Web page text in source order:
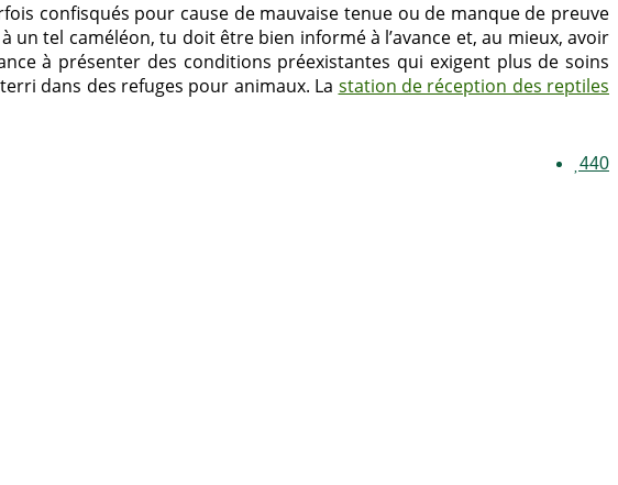
confisqués pour cause de mauvaise tenue ou de manque de preuve
un tel caméléon, tu doit être bien informé à l’avance et, au mieux, avoir
à présenter des conditions préexistantes qui exigent plus de soins
dans des refuges pour animaux. La station de réception des reptiles
440